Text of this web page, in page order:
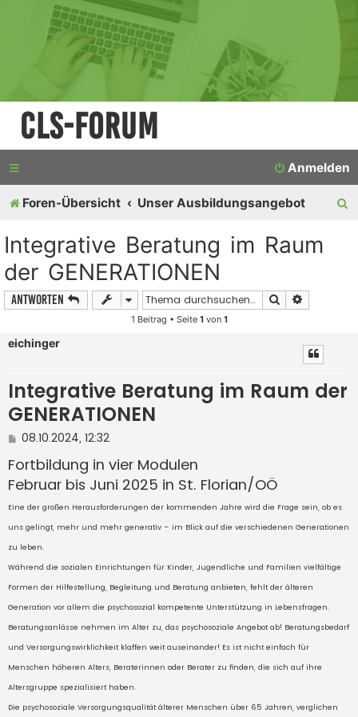
CLS-Forum
Anmelden
Foren-Übersicht Unser Ausbildungsangebot
Integrative Beratung im Raum
der GENERATIONEN
Antworten Suche
1 Beitrag • Seite 1von 1
eichinger
Integrative Beratung im Raum der
GENERATIONEN
B
i
t
r
g
08.10.2024, 12:32
Fortbildung in vier Modulen
Februar bis Juni 2025 in St. Florian/OÖ
Eine der großen Herausforderungen der kommenden Jahre wird die Frage sein, ob es
uns gelingt, mehr und mehr generativ – im Blick auf die verschiedenen Generationen
zu leben.
Während die sozialen Einrichtungen für Kinder, Jugendliche und Familien vielfältige
Formen der Hilfestellung, Begleitung und Beratung anbieten, fehlt der älteren
Generation vor allem die psychosozial kompetente Unterstützung in Lebensfragen.
Beratungsanlässe nehmen im Alter zu, das psychosoziale Angebot ab! Beratungsbedarf
und Versorgungswirklichkeit klaffen weit auseinander! Es ist nicht einfach für
Menschen höheren Alters, Beraterinnen oder Berater zu finden, die sich auf ihre
Altersgruppe spezialisiert haben.
Die psychosoziale Versorgungsqualität älterer Menschen über 65 Jahren, verglichen